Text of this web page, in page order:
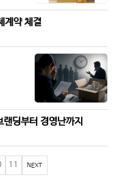
계약 체결
딩부터 경영난까지
11 NEXT